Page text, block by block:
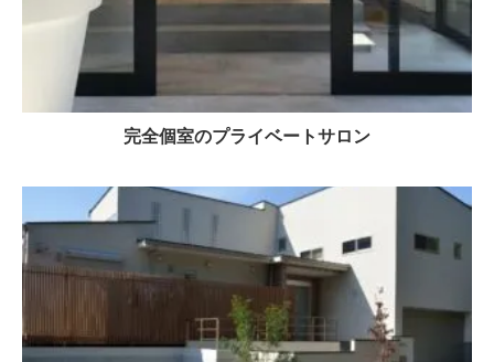
完全個室のプライベートサロン